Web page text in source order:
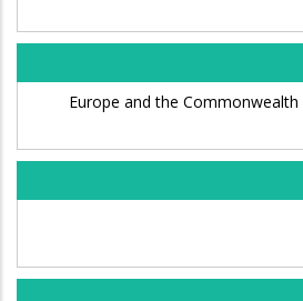
Europe and the